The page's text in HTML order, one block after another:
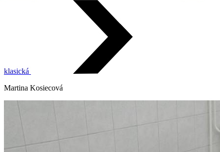
klasická
Martina Kosiecová